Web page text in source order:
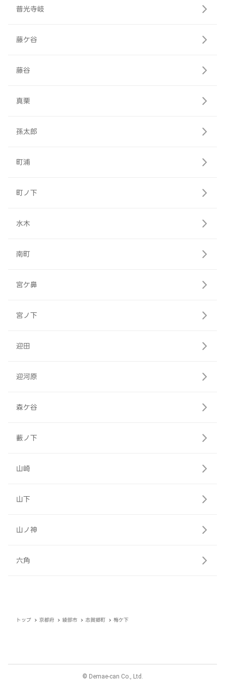
普光寺岐
藤ケ谷
藤谷
真栗
孫太郎
町浦
町ノ下
水木
南町
宮ケ鼻
宮ノ下
迎田
迎河原
森ケ谷
藪ノ下
山崎
山下
山ノ神
六角
トップ 京都府 綾部市 志賀郷町 梅ケ下
© Demae-can Co., Ltd.